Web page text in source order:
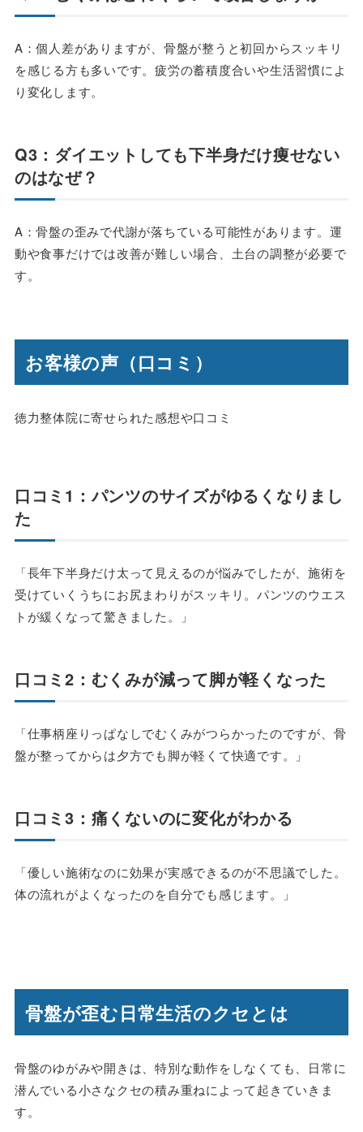
A：個人差がありますが、骨盤が整うと初回からスッキリ
を感じる方も多いです。疲労の蓄積度合いや生活習慣によ
り変化します。
Q3：ダイエットしても下半身だけ痩せない
のはなぜ？
A：骨盤の歪みで代謝が落ちている可能性があります。運
動や食事だけでは改善が難しい場合、土台の調整が必要で
す。
お客様の声（口コミ）
徳力整体院に寄せられた感想や口コミ
口コミ1：パンツのサイズがゆるくなりまし
た
「長年下半身だけ太って見えるのが悩みでしたが、施術を
受けていくうちにお尻まわりがスッキリ。パンツのウエス
トが緩くなって驚きました。」
口コミ2：むくみが減って脚が軽くなった
「仕事柄座りっぱなしでむくみがつらかったのですが、骨
盤が整ってからは夕方でも脚が軽くて快適です。」
口コミ3：痛くないのに変化がわかる
「優しい施術なのに効果が実感できるのが不思議でした。
体の流れがよくなったのを自分でも感じます。」
骨盤が歪む日常生活のクセとは
骨盤のゆがみや開きは、特別な動作をしなくても、日常に
潜んでいる小さなクセの積み重ねによって起きていきま
す。